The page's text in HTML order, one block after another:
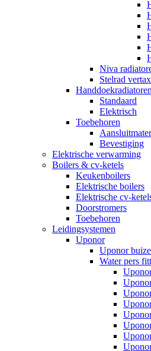
Niva
Stelrad
Handdoekradiatoren
Standaard
Elektrisch
Toebehoren
Bevestiging
Elektrische verwarming
Boilers & cv-ketels
Keukenboilers
Elektrische boilers
Elektrische cv-
Doorstromers
Toebehoren
Leidingsystemen
Uponor
Uponor
Water pers